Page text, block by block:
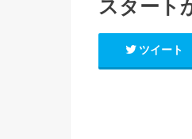
スタート
ツイート